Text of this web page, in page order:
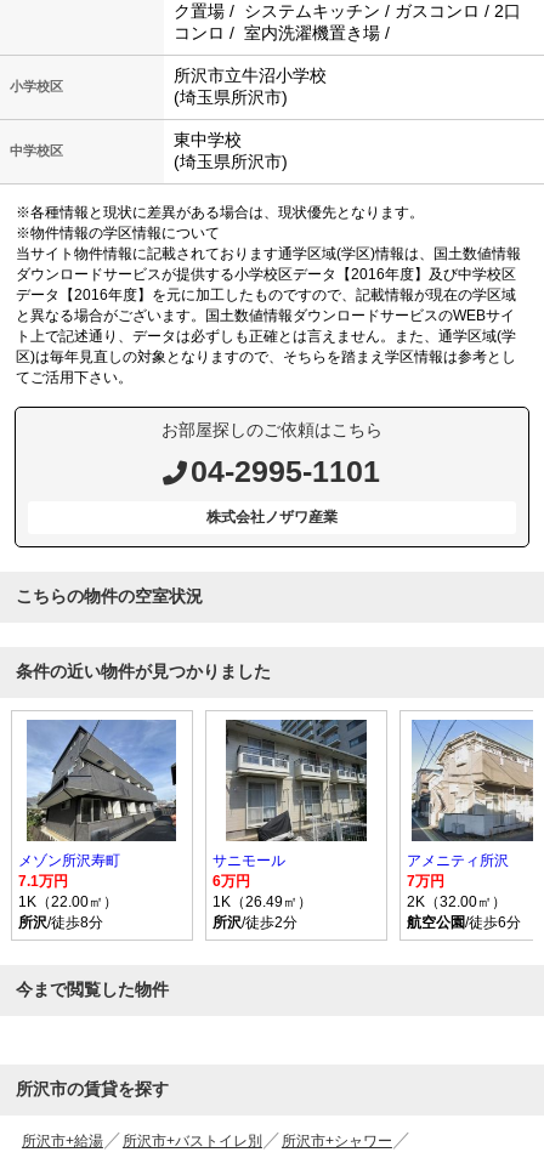
ク置場 / システムキッチン / ガスコンロ / 2口
コンロ / 室内洗濯機置き場 /
小学校区
所沢市立牛沼小学校
(埼玉県所沢市)
中学校区
東中学校
(埼玉県所沢市)
※各種情報と現状に差異がある場合は、現状優先となります。
※物件情報の学区情報について
当サイト物件情報に記載されております通学区域(学区)情報は、国土数値情報
ダウンロードサービスが提供する小学校区データ【2016年度】及び中学校区
データ【2016年度】を元に加工したものですので、記載情報が現在の学区域
と異なる場合がございます。国土数値情報ダウンロードサービスのWEBサイ
ト上で記述通り、データは必ずしも正確とは言えません。また、通学区域(学
区)は毎年見直しの対象となりますので、そちらを踏まえ学区情報は参考とし
てご活用下さい。
お部屋探しのご依頼はこちら
04-2995-1101
株式会社ノザワ産業
こちらの物件の空室状況
条件の近い物件が見つかりました
メゾン所沢寿町
7.1万円
1K（22.00㎡）
所沢/徒歩8分
サニモール
6万円
1K（26.49㎡）
所沢/徒歩2分
アメニティ所沢
7万円
2K（32.00㎡）
航空公園/徒歩6分
今まで閲覧した物件
所沢市の賃貸を探す
所沢市+給湯 所沢市+バストイレ別
所沢市+シャワー